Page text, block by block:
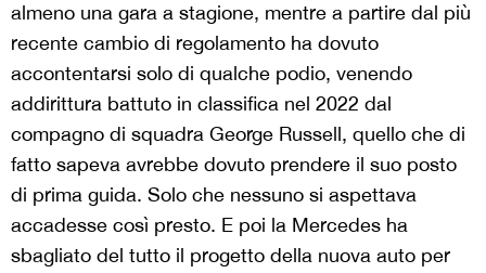
almeno una gara a stagione, mentre a partire dal più
recente cambio di regolamento ha dovuto
accontentarsi solo di qualche podio, venendo
addirittura battuto in classifica nel 2022 dal
compagno di squadra George Russell, quello che di
fatto sapeva avrebbe dovuto prendere il suo posto
di prima guida. Solo che nessuno si aspettava
accadesse così presto. E poi la Mercedes ha
sbagliato del tutto il progetto della nuova auto per